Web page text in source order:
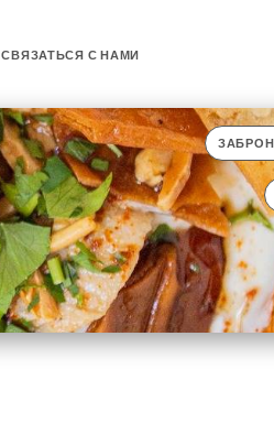
СВЯЗАТЬСЯ С НАМИ